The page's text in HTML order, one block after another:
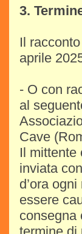
3.
Il
aprile
- O con
al
Cave
Il mittente
inviata
d’ora
essere
consegna